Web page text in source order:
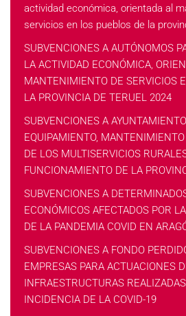
actividad económica, orientada al
servicios en los pueblos de la
SUBVENCIONES A AUTÓNOMOS
LA ACTIVIDAD ECONÓMICA,
MANTENIMIENTO DE SERVICIOS
LA PROVINCIA DE TERUEL 2024
SUBVENCIONES A
EQUIPAMIENTO,
DE LOS MULTISERVICIOS
FUNCIONAMIENTO DE LA
SUBVENCIONES A
ECONÓMICOS AFECTADOS POR
DE LA PANDEMIA COVID EN
SUBVENCIONES A FONDO
EMPRESAS PARA ACTUACIONES
INFRAESTRUCTURAS
INCIDENCIA DE LA COVID-19